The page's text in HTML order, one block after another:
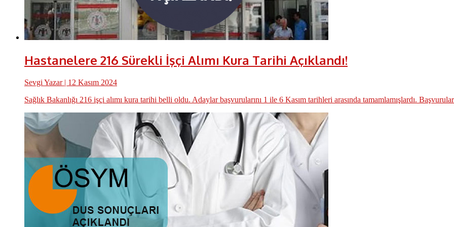
Hastanelere 216 Sürekli İşçi Alımı Kura Tarihi Açıklandı!
Sevgi Yazar| 12 Kasım 2024
Sağlık Bakanlığı 216 işçi alımı kura tarihi belli oldu. Adaylar başvurularını 1 ile 6 Kasım tarihleri arasında tamamlamışlardı.